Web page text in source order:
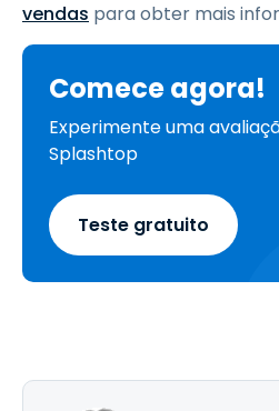
vendas para obter mais
Comece agora!
Experimente uma
Splashtop
Teste gratuito